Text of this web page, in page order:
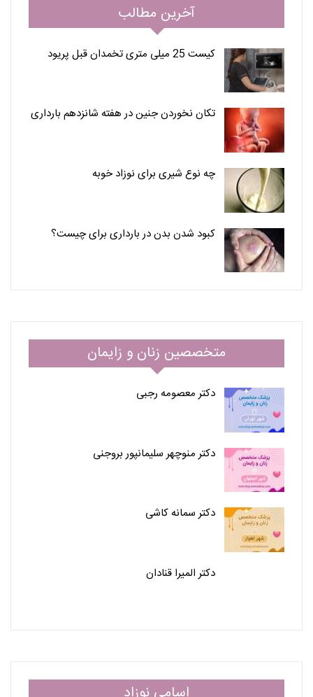
آخرین مطالب
کیست 25 میلی متری تخمدان قبل پریود
تکان نخوردن جنین در هفته شانزدهم بارداری
چه نوع شیری برای نوزاد خوبه
کبود شدن بدن در بارداری برای چیست؟
متخصصین زنان و زایمان
دکتر معصومه رجبی
دکتر منوچهر سلیمانپور بروجنی
دکتر سمانه کاشی
دکتر المیرا قنادان